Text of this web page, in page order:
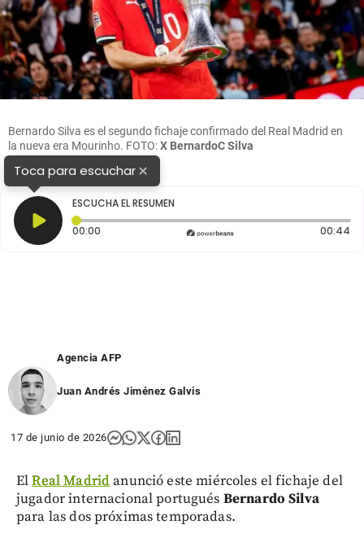
Bernardo Silva es el segundo fichaje confirmado del Real Madrid en
la nueva era Mourinho. FOTO:X BernardoC Silva
Toca para escuchar×
ESCUCHA EL RESUMEN
00:00 Tiempo transcurrido: 0 segundos 00:44
Agencia AFP
Juan Andrés Jiménez Galvis
17 de junio de 2026
ElReal Madridanunció este miércoles el fichaje del
jugador internacional portugués Bernardo Silva
para las dos próximas temporadas.